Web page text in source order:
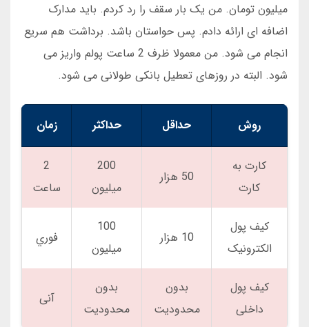
میلیون تومان. من یک بار سقف را رد کردم. باید مدارک
اضافه ای ارائه دادم. پس حواستان باشد. برداشت هم سریع
انجام می شود. من معمولا ظرف 2 ساعت پولم واریز می
شود. البته در روزهای تعطیل بانکی طولانی می شود.
روش حداقل حداکثر زمان
کارت به
کارت
50 هزار
200
میلیون
2
ساعت
کیف پول
الکترونیک
10 هزار
100
میلیون
فوري
کیف پول
داخلی
بدون
محدودیت
بدون
محدودیت
آنی